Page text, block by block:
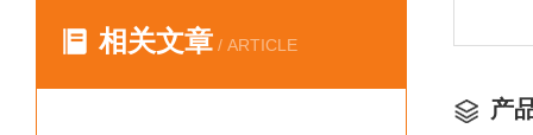
相关文章 / ARTICLE
产